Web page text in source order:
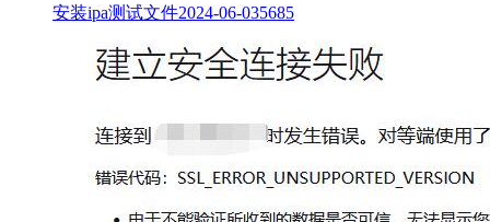
安装ipa测试文件2024-06-035685